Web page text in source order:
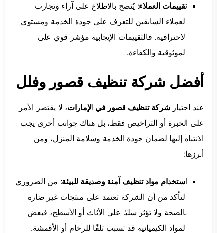
تقييمات العملاء: يُنصح بالاطلاع على آراء وتجارب
العملاء السابقين للتعرف على جودة الخدمة ومستوى
الاحترافية. فالتقييمات الإيجابية مؤشر قوي على
الموثوقية والكفاءة.
أفضل شركة تنظيف قصور وفلل
عند اختيار شركة تنظيف قصور في الإمارات، لا يقتصر الأمر
على الخبرة أو التراخيص فقط، بل هناك جوانب أخرى يجب
الانتباه إليها لضمان جودة الخدمة وسلامة المنزل، ومن
أبرزها:
استخدام مواد تنظيف آمنة وصديقة للبيئة: من الضروري
التأكد من أن الشركة تعتمد على منتجات غير ضارة
بالصحة ولا تؤثر سلبًا على الأثاث أو الأسطح، فبعض
المواد الكيميائية قد تسبب تلفًا للرخام أو الأقمشة.